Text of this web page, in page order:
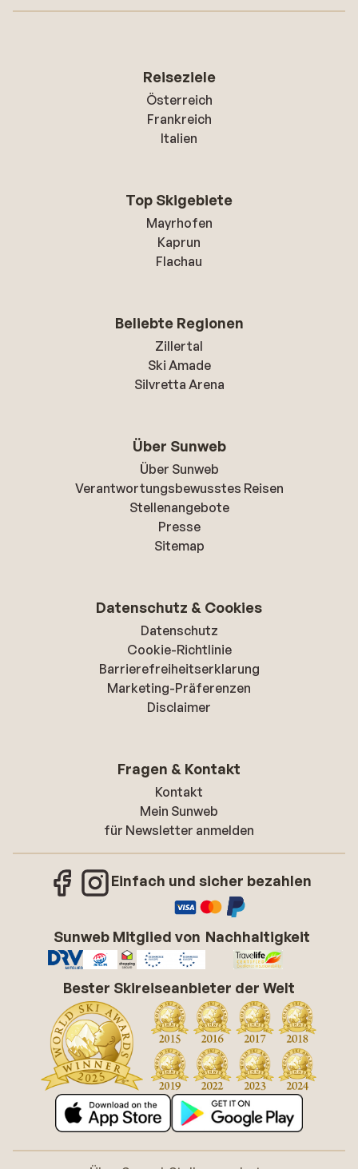
Reiseziele
Österreich
Frankreich
Italien
Top Skigebiete
Mayrhofen
Kaprun
Flachau
Beliebte Regionen
Zillertal
Ski Amade
Silvretta Arena
Über Sunweb
Über Sunweb
Verantwortungsbewusstes Reisen
Stellenangebote
Presse
Sitemap
Datenschutz & Cookies
Datenschutz
Cookie-Richtlinie
Barrierefreiheitserklarung
Marketing-Präferenzen
Disclaimer
Fragen & Kontakt
Kontakt
Mein Sunweb
für Newsletter anmelden
Einfach und sicher bezahlen
Sunweb Mitglied von Nachhaltigkeit
Bester Skireiseanbieter der Welt